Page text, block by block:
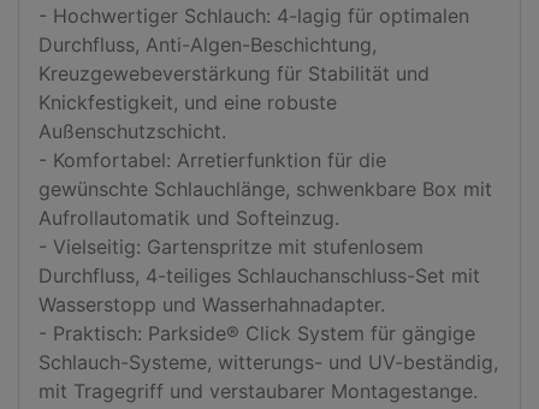
- Hochwertiger Schlauch: 4-lagig für optimalen
Durchfluss, Anti-Algen-Beschichtung,
Kreuzgewebeverstärkung für Stabilität und
Knickfestigkeit, und eine robuste
Außenschutzschicht.
- Komfortabel: Arretierfunktion für die
gewünschte Schlauchlänge, schwenkbare Box mit
Aufrollautomatik und Softeinzug.
- Vielseitig: Gartenspritze mit stufenlosem
Durchfluss, 4-teiliges Schlauchanschluss-Set mit
Wasserstopp und Wasserhahnadapter.
- Praktisch: Parkside® Click System für gängige
Schlauch-Systeme, witterungs- und UV-beständig,
mit Tragegriff und verstaubarer Montagestange.